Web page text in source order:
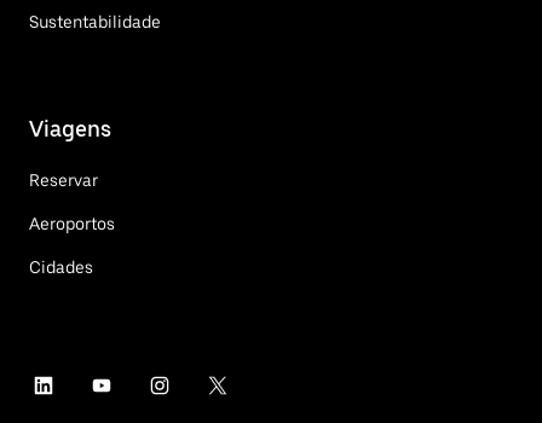
Sustentabilidade
Viagens
Reservar
Aeroportos
Cidades